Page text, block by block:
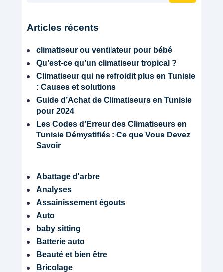
Articles récents
climatiseur ou ventilateur pour bébé
Qu’est-ce qu’un climatiseur tropical ?
Climatiseur qui ne refroidit plus en Tunisie
: Causes et solutions
Guide d’Achat de Climatiseurs en Tunisie
pour 2024
Les Codes d’Erreur des Climatiseurs en
Tunisie Démystifiés : Ce que Vous Devez
Savoir
Abattage d'arbre
Analyses
Assainissement égouts
Auto
baby sitting
Batterie auto
Beauté et bien être
Bricolage